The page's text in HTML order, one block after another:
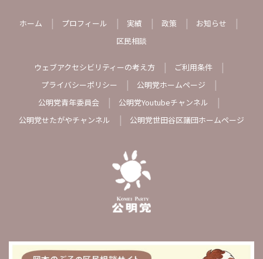
ホーム プロフィール 実績 政策
お知らせ
区民相談
ウェブアクセシビリティーの考え方
ご利用条件
プライバシーポリシー
公明党ホームページ
公明党青年委員会
公明党Youtubeチャンネル
公明党せたがやチャンネル
公明党世田谷区議団ホームページ